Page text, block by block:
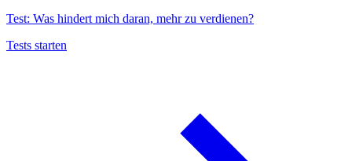
Test: Was hindert mich daran, mehr zu verdienen?
Tests starten